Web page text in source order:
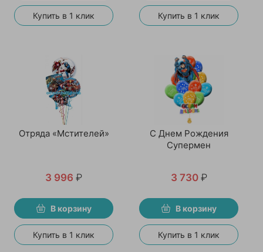
Купить в 1 клик Купить в 1 клик
Отряда «Мстителей»
3 996 ₽
В корзину
Купить в 1 клик
С Днем Рождения
Супермен
3 730 ₽
В корзину
Купить в 1 клик